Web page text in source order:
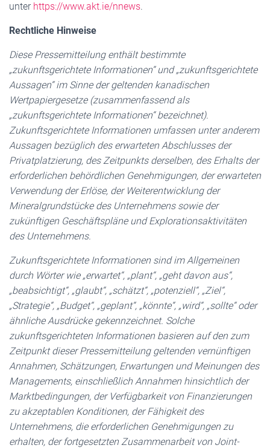
unter https://www.akt.ie/nnews.
Rechtliche Hinweise
Diese Pressemitteilung enthält bestimmte
„zukunftsgerichtete Informationen“ und „zukunftsgerichtete
Aussagen“ im Sinne der geltenden kanadischen
Wertpapiergesetze (zusammenfassend als
„zukunftsgerichtete Informationen“ bezeichnet).
Zukunftsgerichtete Informationen umfassen unter anderem
Aussagen bezüglich des erwarteten Abschlusses der
Privatplatzierung, des Zeitpunkts derselben, des Erhalts der
erforderlichen behördlichen Genehmigungen, der erwarteten
Verwendung der Erlöse, der Weiterentwicklung der
Mineralgrundstücke des Unternehmens sowie der
zukünftigen Geschäftspläne und Explorationsaktivitäten
des Unternehmens.
Zukunftsgerichtete Informationen sind im Allgemeinen
durch Wörter wie „erwartet“, „plant“, „geht davon aus“,
„beabsichtigt“, „glaubt“, „schätzt“, „potenziell“, „Ziel“,
„Strategie“, „Budget“, „geplant“, „könnte“, „wird“, „sollte“ oder
ähnliche Ausdrücke gekennzeichnet. Solche
zukunftsgerichteten Informationen basieren auf den zum
Zeitpunkt dieser Pressemitteilung geltenden vernünftigen
Annahmen, Schätzungen, Erwartungen und Meinungen des
Managements, einschließlich Annahmen hinsichtlich der
Marktbedingungen, der Verfügbarkeit von Finanzierungen
zu akzeptablen Konditionen, der Fähigkeit des
Unternehmens, die erforderlichen Genehmigungen zu
erhalten, der fortgesetzten Zusammenarbeit von Joint-